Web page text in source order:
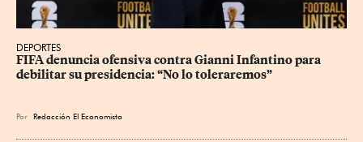
DEPORTES
FIFA denuncia ofensiva contra Gianni Infantino para
debilitar su presidencia: “No lo toleraremos”
Por Redacción El Economista